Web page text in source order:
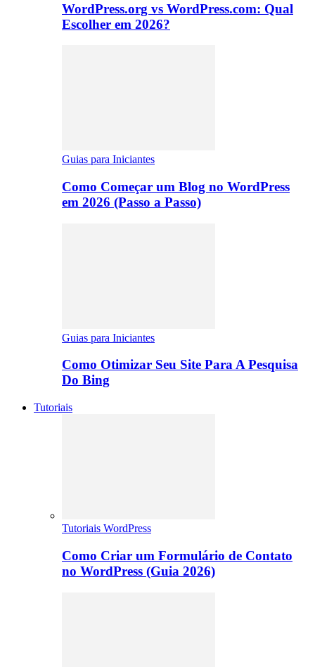
WordPress.org vs WordPress.com: Qual
Escolher em 2026?
Guias para Iniciantes
Como Começar um Blog no WordPress
em 2026 (Passo a Passo)
Guias para Iniciantes
Como Otimizar Seu Site Para A Pesquisa
Do Bing
Tutoriais
Tutoriais WordPress
Como Criar um Formulário de Contato
no WordPress (Guia 2026)